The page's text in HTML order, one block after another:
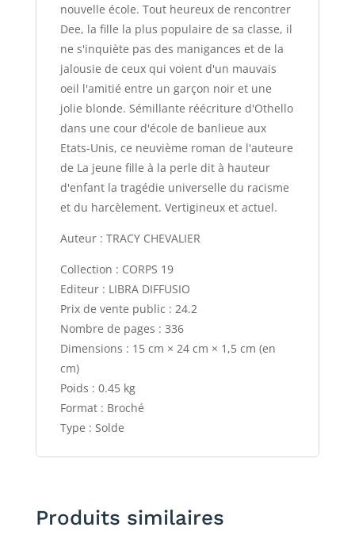
nouvelle école. Tout heureux de rencontrer
Dee, la fille la plus populaire de sa classe, il
ne s'inquiète pas des manigances et de la
jalousie de ceux qui voient d'un mauvais
oeil l'amitié entre un garçon noir et une
jolie blonde. Sémillante réécriture d'Othello
dans une cour d'école de banlieue aux
Etats-Unis, ce neuvième roman de l'auteure
de La jeune fille à la perle dit à hauteur
d'enfant la tragédie universelle du racisme
et du harcèlement. Vertigineux et actuel.
Auteur : TRACY CHEVALIER
Collection : CORPS 19
Editeur : LIBRA DIFFUSIO
Prix de vente public : 24.2
Nombre de pages : 336
Dimensions : 15 cm × 24 cm × 1,5 cm (en
cm)
Poids : 0.45 kg
Format : Broché
Type : Solde
Produits similaires